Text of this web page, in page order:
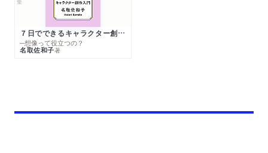
７日でできるキャラクター創作入門
─想像って役立つの？
名取佐和子著